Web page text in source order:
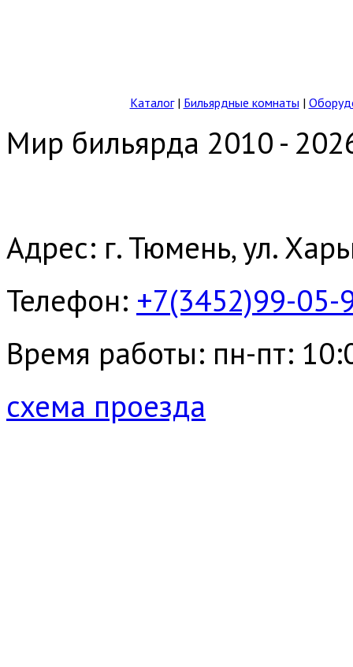
Каталог| Бильярдные комнаты |
Мир бильярда 2010 -
Адрес: г. Тюмень, ул.
Телефон: +7(3452)99-05-
Время работы: пн-пт:
схема проезда